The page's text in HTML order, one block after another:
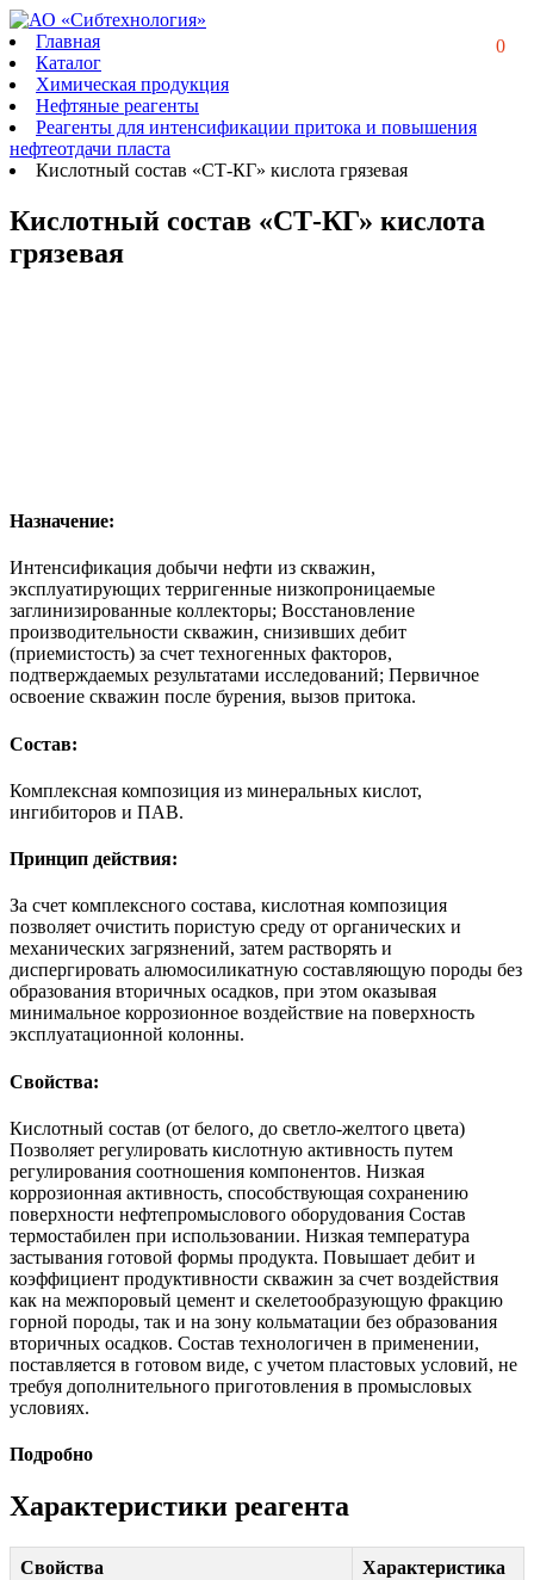
0
Главная
Каталог
Химическая продукция
Нефтяные реагенты
Реагенты для интенсификации притока и повышения
нефтеотдачи пласта
Кислотный состав «СТ-КГ» кислота грязевая
Кислотный состав «СТ-КГ» кислота
грязевая
Назначение:
Интенсификация добычи нефти из скважин,
эксплуатирующих терригенные низкопроницаемые
заглинизированные коллекторы; Восстановление
производительности скважин, снизивших дебит
(приемистость) за счет техногенных факторов,
подтверждаемых результатами исследований; Первичное
освоение скважин после бурения, вызов притока.
Состав:
Комплексная композиция из минеральных кислот,
ингибиторов и ПАВ.
Принцип действия:
За счет комплексного состава, кислотная композиция
позволяет очистить пористую среду от органических и
механических загрязнений, затем растворять и
диспергировать алюмосиликатную составляющую породы без
образования вторичных осадков, при этом оказывая
минимальное коррозионное воздействие на поверхность
эксплуатационной колонны.
Свойства:
Кислотный состав (от белого, до светло-желтого цвета)
Позволяет регулировать кислотную активность путем
регулирования соотношения компонентов. Низкая
коррозионная активность, способствующая сохранению
поверхности нефтепромыслового оборудования Состав
термостабилен при использовании. Низкая температура
застывания готовой формы продукта. Повышает дебит и
коэффициент продуктивности скважин за счет воздействия
как на межпоровый цемент и скелетообразующую фракцию
горной породы, так и на зону кольматации без образования
вторичных осадков. Состав технологичен в применении,
поставляется в готовом виде, с учетом пластовых условий, не
требуя дополнительного приготовления в промысловых
условиях.
Подробно
Характеристики реагента
Свойства Характеристика